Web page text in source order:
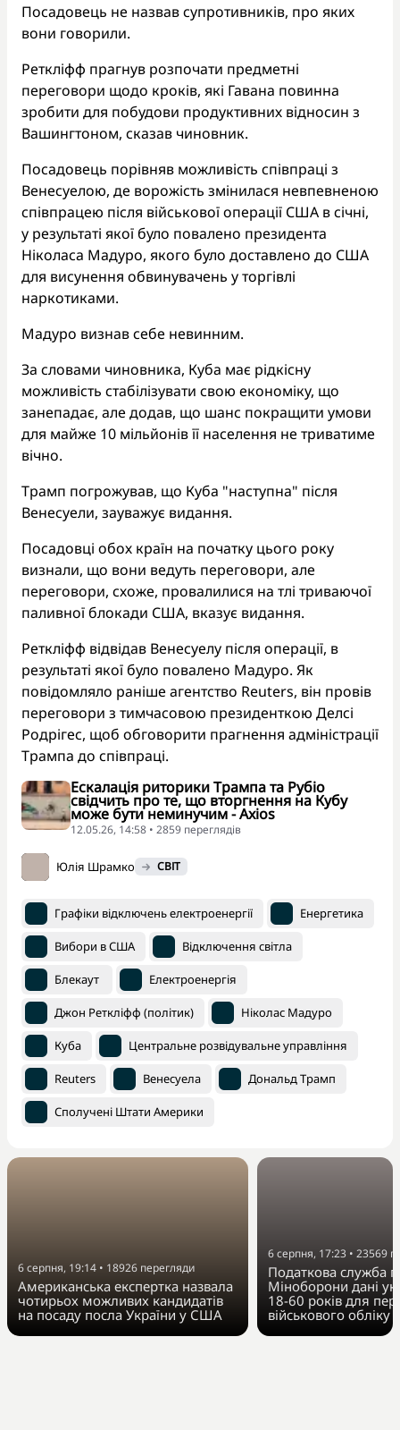
Посадовець не назвав супротивників, про яких
вони говорили.
Реткліфф прагнув розпочати предметні
переговори щодо кроків, які Гавана повинна
зробити для побудови продуктивних відносин з
Вашингтоном, сказав чиновник.
Посадовець порівняв можливість співпраці з
Венесуелою, де ворожість змінилася невпевненою
співпрацею після військової операції США в січні,
у результаті якої було повалено президента
Ніколаса Мадуро, якого було доставлено до США
для висунення обвинувачень у торгівлі
наркотиками.
Мадуро визнав себе невинним.
За словами чиновника, Куба має рідкісну
можливість стабілізувати свою економіку, що
занепадає, але додав, що шанс покращити умови
для майже 10 мільйонів її населення не триватиме
вічно.
Трамп погрожував, що Куба "наступна" після
Венесуели, зауважує видання.
Посадовці обох країн на початку цього року
визнали, що вони ведуть переговори, але
переговори, схоже, провалилися на тлі триваючої
паливної блокади США, вказує видання.
Реткліфф відвідав Венесуелу після операції, в
результаті якої було повалено Мадуро. Як
повідомляло раніше агентство Reuters, він провів
переговори з тимчасовою президенткою Делсі
Родрігес, щоб обговорити прагнення адміністрації
Трампа до співпраці.
Ескалація риторики Трампа та Рубіо
свідчить про те, що вторгнення на Кубу
може бути неминучим - Axios
12.05.26, 14:58 • 2859 переглядiв
Юлія Шрамко СВІТ
Графіки відключень електроенергії Енергетика
Вибори в США Відключення світла
Блекаут Електроенергія
Джон Реткліфф (політик) Ніколас Мадуро
Куба Центральне розвідувальне управління
Reuters Венесуела Дональд Трамп
Сполучені Штати Америки
6 серпня, 19:14 • 18926 перегляди
Американська експертка назвала
чотирьох можливих кандидатів
на посаду посла України у США
6 серпня, 17:23 • 23569
Податкова служба
Міноборони дані
18-60 років для
військового обліку